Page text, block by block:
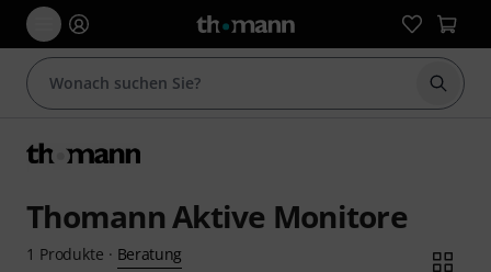
Suche
Thomann Aktive Monitore
1 Produkte · Beratung